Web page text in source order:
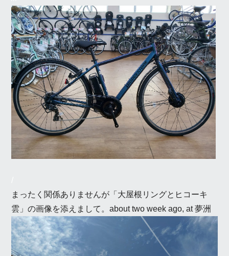
まったく関係ありませんが「大屋根リングとヒコーキ
雲」の画像を添えまして。about two week ago, at 夢洲